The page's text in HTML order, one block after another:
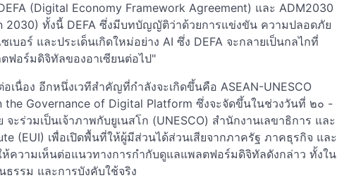
(Digital Economy Framework Agreement) และ ADM2030
2030) ทั้งนี้ DEFA ซึ่งมีบทบัญญัติว่าด้วยการแข่งขัน ความปลอดภัย
บอร์ และประเด็นเกิดใหม่อย่าง AI ซึ่ง DEFA จะกลายเป็นกลไกที่
ฟอร์มดิจิทัลของอาเซียนต่อไป"
เนื่อง อีกหนึ่งเวทีสำคัญที่กำลังจะเกิดขึ้นคือ ASEAN-UNESCO
the Governance of Digital Platform ซึ่งจะจัดขึ้นในช่วงวันที่ ๒๐ -
ะร่วมเป็นเจ้าภาพกับยูเนสโก (UNESCO) สำนักงานเลขาธิการ และ
(EUI) เพื่อเปิดพื้นที่ให้ผู้มีส่วนได้ส่วนเสียจากภาครัฐ ภาคธุรกิจ และ
ความเห็นต่อแนวทางการกำกับดูแลแพลตฟอร์มดิจิทัลดังกล่าว ทั้งใน
รรม และการบังคับใช้จริง